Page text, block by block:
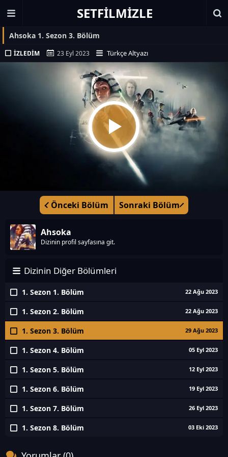
SETFILMIZLE
Ahsoka 1. Sezon 3. Bölüm
İZLEDIM 23 Eyl 2023 Türkçe Altyazı
Önceki Bölüm Sonraki Bölüm
Ahsoka
Dizinin profil sayfasına git.
Dizinin Diğer Bölümleri
1. Sezon 1. Bölüm 22 Ağu 2023
1. Sezon 2. Bölüm 22 Ağu 2023
1. Sezon 3. Bölüm 29 Ağu 2023
1. Sezon 4. Bölüm 05 Eyl 2023
1. Sezon 5. Bölüm 12 Eyl 2023
1. Sezon 6. Bölüm 19 Eyl 2023
1. Sezon 7. Bölüm 26 Eyl 2023
1. Sezon 8. Bölüm 03 Eki 2023